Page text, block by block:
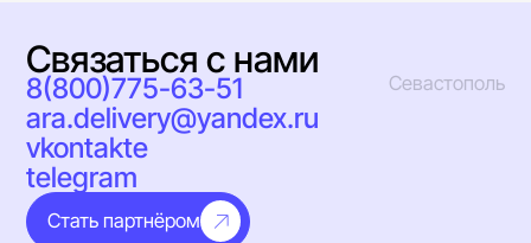
Связаться с нами
8(800)775-63-51
ara.delivery@yandex.ru
vkontakte
telegram
Стать партнёром
Севастополь